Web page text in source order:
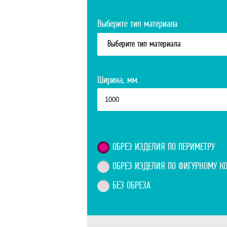
Выберите тип материала
Выберите тип материала
Ширина, мм.
ОБРЕЗ ИЗДЕЛИЯ ПО ПЕРИМЕТРУ
ОБРЕЗ ИЗДЕЛИЯ ПО ФИГУРНОМУ
БЕЗ ОБРЕЗА